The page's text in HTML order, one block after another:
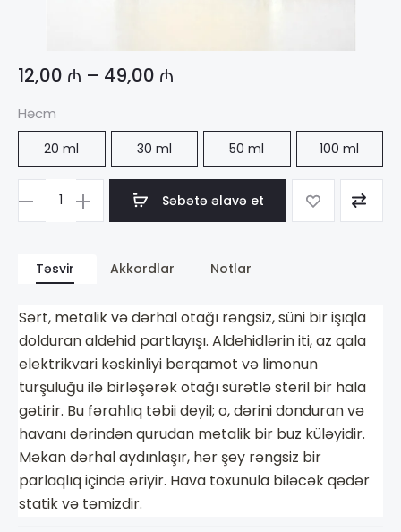
12,00 ₼ – 49,00 ₼
Həcm
20 ml 30 ml 50 ml 100 ml
Chanel
Chanel
No
5
Səbətə əlavə et
Təsvir Akkordlar Notlar
Sərt, metalik və dərhal otağı rəngsiz, süni bir işıqla
dolduran aldehid partlayışı. Aldehidlərin iti, az qala
elektrikvari kəskinliyi berqamot və limonun
turşuluğu ilə birləşərək otağı sürətlə steril bir hala
gətirir. Bu fərahlıq təbii deyil; o, dərini donduran və
havanı dərindən qurudan metalik bir buz küləyidir.
Məkan dərhal aydınlaşır, hər şey rəngsiz bir
parlaqlıq içində əriyir. Hava toxunula biləcək qədər
statik və təmizdir.